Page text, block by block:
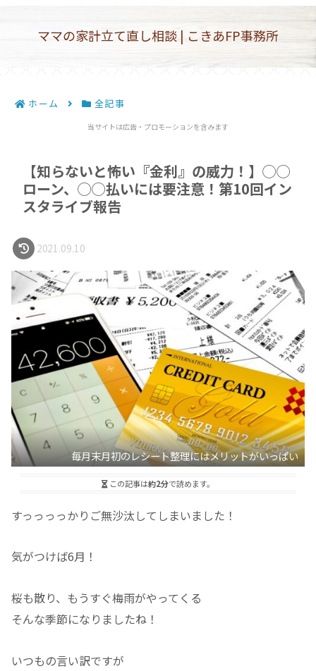
ママの家計立て直し相談 | こきあFP事務所
ホーム 全記事
当サイトは広告・プロモーションを含みます
【知らないと怖い『金利』の威力！】◯◯
ローン、◯◯払いには要注意！第10回イン
スタライブ報告
2021.09.10
毎月末月初のレシート整理にはメリットがいっぱい
この記事は約2分で読めます。
すっっっっかりご無沙汰してしまいました！
気がつけば6月！
桜も散り、もうすぐ梅雨がやってくる
そんな季節になりましたね！
いつもの言い訳ですが